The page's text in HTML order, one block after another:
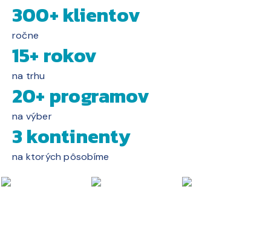
300+ klientov
ročne
15+ rokov
na trhu
20+ programov
na výber
3 kontinenty
na ktorých pôsobíme